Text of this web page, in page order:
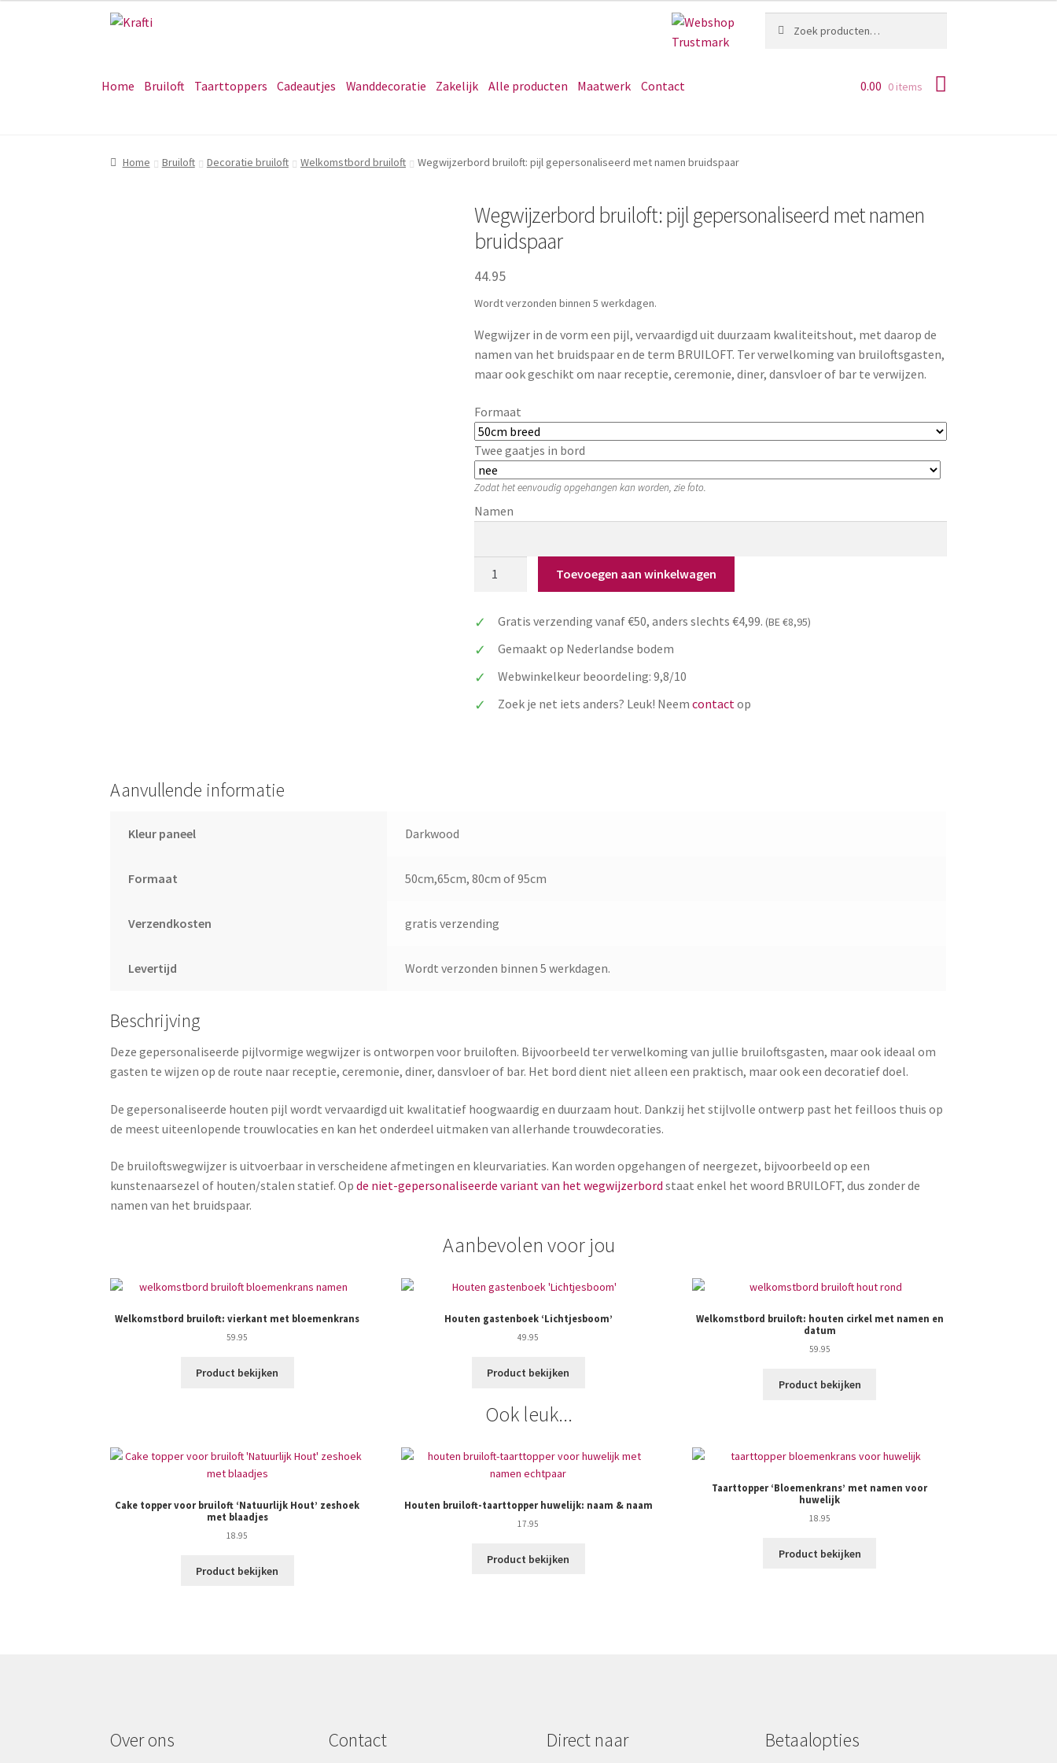
Ga
navigatie
Ga
inhoud
naar:
Home Bruiloft Taarttoppers Cadeautjes Wanddecoratie Zakelijk Alle producten Maatwerk Contact 0.00 0 items
Home Bruiloft Decoratie bruiloft Welkomstbord bruiloft Wegwijzerbord bruiloft: pijl gepersonaliseerd met namen bruidspaar
Wegwijzerbord bruiloft: pijl gepersonaliseerd met namen
bruidspaar
44.95
Wordt verzonden binnen 5 werkdagen.
Wegwijzer in de vorm een pijl, vervaardigd uit duurzaam kwaliteitshout, met daarop de
namen van het bruidspaar en de term BRUILOFT. Ter verwelkoming van bruiloftsgasten,
maar ook geschikt om naar receptie, ceremonie, diner, dansvloer of bar te verwijzen.
Formaat
Twee gaatjes in bord
Zodat het eenvoudig opgehangen kan worden, zie foto.
Namen
gepersonaliseerd
met
bruidspaar
aantal
Toevoegen aan winkelwagen
Gratis verzending vanaf €50, anders slechts €4,99. (BE €8,95)
Gemaakt op Nederlandse bodem
Webwinkelkeur beoordeling: 9,8/10
Zoek je net iets anders? Leuk! Neem contactop
Aanvullende informatie
Kleur paneel Darkwood
Formaat 50cm,65cm, 80cm of 95cm
Verzendkosten gratis verzending
Levertijd Wordt verzonden binnen 5 werkdagen.
Beschrijving
Deze gepersonaliseerde pijlvormige wegwijzer is ontworpen voor bruiloften. Bijvoorbeeld ter verwelkoming van jullie bruiloftsgasten, maar ook ideaal om
gasten te wijzen op de route naar receptie, ceremonie, diner, dansvloer of bar. Het bord dient niet alleen een praktisch, maar ook een decoratief doel.
De gepersonaliseerde houten pijl wordt vervaardigd uit kwalitatief hoogwaardig en duurzaam hout. Dankzij het stijlvolle ontwerp past het feilloos thuis op
de meest uiteenlopende trouwlocaties en kan het onderdeel uitmaken van allerhande trouwdecoraties.
De bruiloftswegwijzer is uitvoerbaar in verscheidene afmetingen en kleurvariaties. Kan worden opgehangen of neergezet, bijvoorbeeld op een
kunstenaarsezel of houten/stalen statief. Opde niet-gepersonaliseerde variant van het wegwijzerbord staat enkel het woord BRUILOFT, dus zonder de
namen van het bruidspaar.
Aanbevolen voor jou
Welkomstbord bruiloft: vierkant met bloemenkrans
59.95
Product bekijken
Houten gastenboek ‘Lichtjesboom’
49.95
Product bekijken
Welkomstbord bruiloft: houten cirkel met namen en
datum
59.95
Product bekijken
Ook leuk...
Cake topper voor bruiloft ‘Natuurlijk Hout’ zeshoek
met blaadjes
18.95
Product bekijken
Houten bruiloft-taarttopper huwelijk: naam & naam
17.95
Product bekijken
Taarttopper ‘Bloemenkrans’ met namen voor
huwelijk
18.95
Product bekijken
Over ons Contact Direct naar Betaalopties